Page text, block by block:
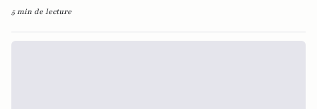
5 min de lecture